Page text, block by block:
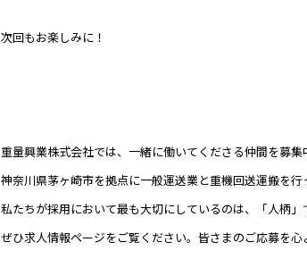
次回もお楽しみに！
重量興業株式会社では、一緒に働いてくださる仲間を募集
神奈川県茅ヶ崎市を拠点に一般運送業と重機回送運搬を行
私たちが採用において最も大切にしているのは、「人柄」
ぜひ求人情報ページをご覧ください。皆さまのご応募を心